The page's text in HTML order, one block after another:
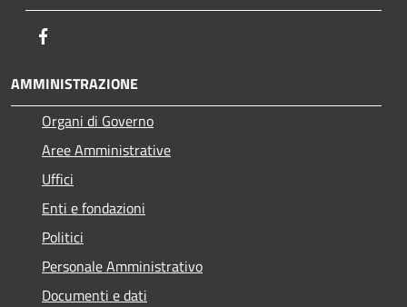
AMMINISTRAZIONE
Organi di Governo
Aree Amministrative
Uffici
Enti e fondazioni
Politici
Personale Amministrativo
Documenti e dati